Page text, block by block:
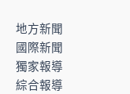
地方新聞
國際新聞
獨家報導
綜合報導